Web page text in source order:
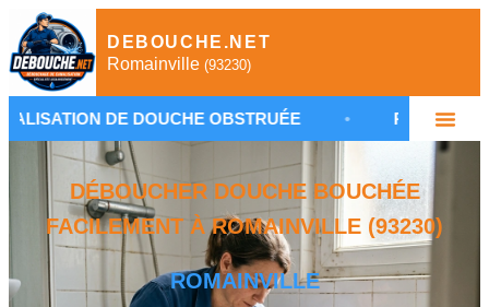
DEBOUCHE.NET
Romainville (93230)
DOUCHE OBSTRUÉE • PLOMBIER
DÉBOUCHER DOUCHE BOUCHÉE
FACILEMENT À ROMAINVILLE (93230)
ROMAINVILLE